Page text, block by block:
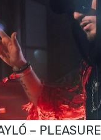
– PLEASURE